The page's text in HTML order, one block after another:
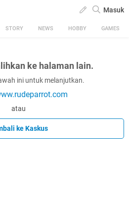
Masuk
STORY NEWS HOBBY GAMES
ke halaman lain.
ini untuk melanjutkan.
atau
ke Kaskus